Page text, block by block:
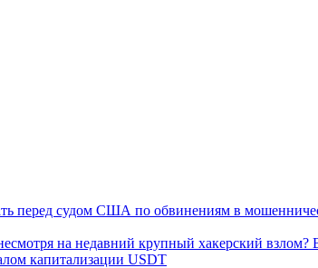
перед судом США по обвинениям в
на недавний крупный хакерский взлом?
капитализации USDT